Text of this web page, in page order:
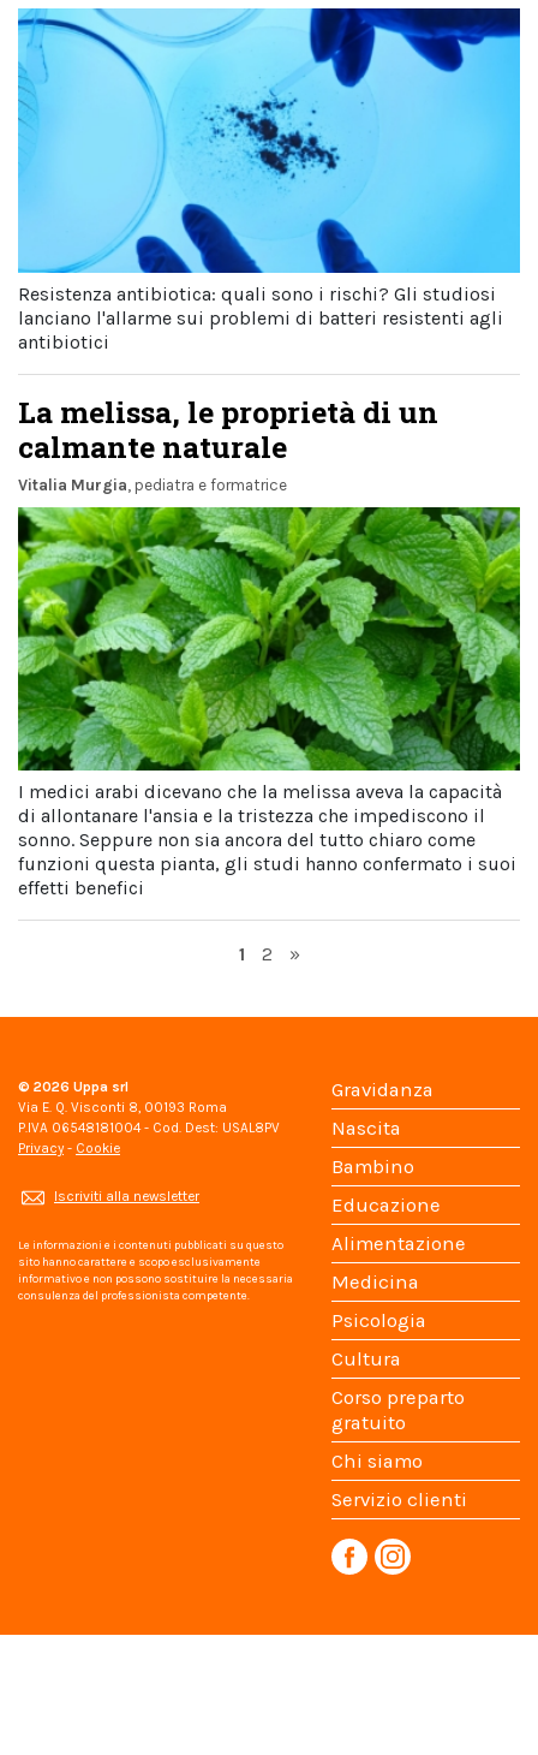
Resistenza antibiotica: quali sono i rischi? Gli studiosi
lanciano l'allarme sui problemi di batteri resistenti agli
antibiotici
La melissa, le proprietà di un
calmante naturale
Vitalia Murgia , pediatra e formatrice
I medici arabi dicevano che la melissa aveva la capacità
di allontanare l'ansia e la tristezza che impediscono il
sonno. Seppure non sia ancora del tutto chiaro come
funzioni questa pianta, gli studi hanno confermato i suoi
effetti benefici
Page
1 Page
2 »
© 2026 Uppa srl
Via E. Q. Visconti 8, 00193 Roma
P.IVA 06548181004 - Cod. Dest: USAL8PV
Privacy - Cookie
Iscriviti alla newsletter
Le informazioni e i contenuti pubblicati su questo
sito hanno carattere e scopo esclusivamente
informativo e non possono sostituire la necessaria
consulenza del professionista competente.
Gravidanza
Nascita
Bambino
Educazione
Alimentazione
Medicina
Psicologia
Cultura
Corso preparto
gratuito
Chi siamo
Servizio clienti